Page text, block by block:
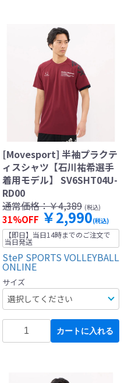
[Movesport] 半袖プラクテ
ィスシャツ【石川祐希選手
着用モデル】 SV6SHT04U-
RD00
通常価格：￥4,389 (税込)
31%OFF ￥2,990(税込)
【即日】当日14時までのご注文で
当日発送
SteP SPORTS VOLLEYBALL
ONLINE
サイズ
カートに入れる